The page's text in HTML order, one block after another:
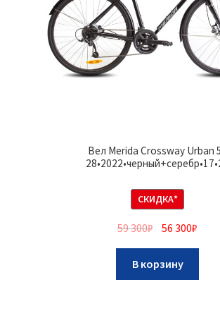
Вел Merida Crossway Urban
СКИДКА*
59 300₽ 56 300₽
В корзину